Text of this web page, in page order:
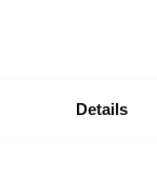
Details